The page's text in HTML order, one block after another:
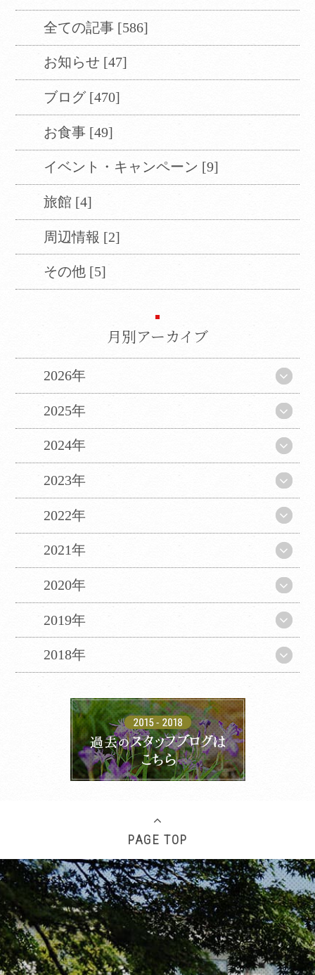
全ての記事 [586]
お知らせ [47]
ブログ [470]
お食事 [49]
イベント・キャンペーン [9]
旅館 [4]
周辺情報 [2]
その他 [5]
月別アーカイブ
2026年
2025年
2024年
2023年
2022年
2021年
2020年
2019年
2018年
PAGE TOP
Translate
Select Language ▼
当サイトは、外部サイトの翻訳サービス［
Google翻訳サービス ］を導入しています。
機械的に翻訳されますので、言葉づかい・文
精度にともなう間違いがあったとしても、当
社では責任を負うことができません。
ページ内のテキストは翻訳されますが、画
像・添付ファイルなど、翻訳の対象外となる
ものもありますので、ご了承ください。
翻訳言語によってはページのレイアウトが崩
れてしまう箇所もございますが、ご了承くだ
さい。
CLOSE